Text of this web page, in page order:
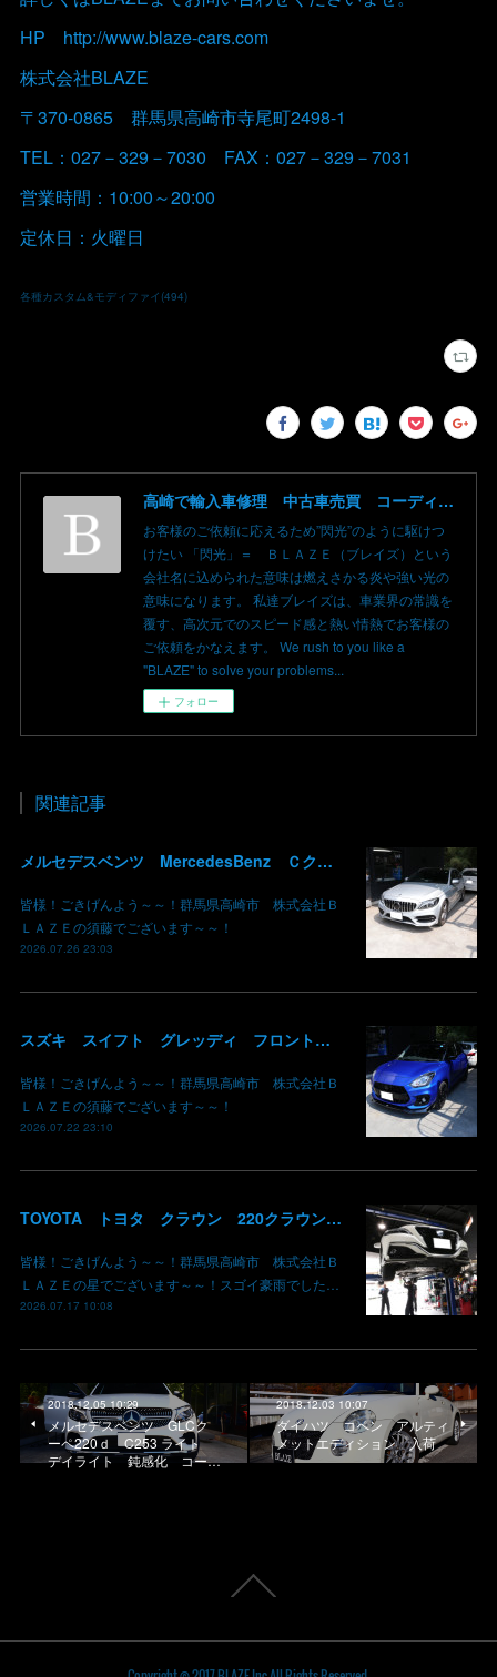
HP http://www.blaze-cars.com
株式会社BLAZE
〒370-0865 群馬県高崎市寺尾町2498-1
TEL：027－329－7030 FAX：027－329－7031
営業時間：10:00～20:00
定休日：火曜日
各種カスタム&モディファイ (494)
高崎で輸入車修理 中古車売買 コーディングならBLAZE（ブレイズ）へ│BLAZE Total Car Support & Modify in Takasaki Gunma
お客様のご依頼に応えるため”閃光”のように駆けつ
けたい 「閃光」＝ ＢＬＡＺＥ（ブレイズ）という
会社名に込められた意味は燃えさかる炎や強い光の
意味になります。 私達ブレイズは、車業界の常識を
覆す、高次元でのスピード感と熱い情熱でお客様の
ご依頼をかなえます。 We rush to you like a
"BLAZE" to solve your problems...
フォロー
関連記事
メルセデスベンツ MercedesBenz Ｃクラス バッテリー サブバッテリー 交換 パナメリカーナグリル化 コマンドシステム SSD化 群馬 高崎
皆様！ごきげんよう～～！群馬県高崎市 株式会社Ｂ
ＬＡＺＥの須藤でございます～～！
2026.07.26 23:03
スズキ スイフト グレッディ フロントリップスポイラー リアウイング 塗装 カーボン クリア 持込み部品 取り付け 群馬 高崎
皆様！ごきげんよう～～！群馬県高崎市 株式会社Ｂ
ＬＡＺＥの須藤でございます～～！
2026.07.22 23:10
TOYOTA トヨタ クラウン 220クラウン 持ち込みマフラー交換 群馬県高崎市 株式会社BLAZE
皆様！ごきげんよう～～！群馬県高崎市 株式会社Ｂ
ＬＡＺＥの星でございます～～！スゴイ豪雨でした…
2026.07.17 10:08
2018.12.05 10:29
メルセデスベンツ GLCク
ーペ220ｄ C253 ライト
デイライト 鈍感化 コー…
2018.12.03 10:07
ダイハツ コペン アルティ
メットエディション 入荷